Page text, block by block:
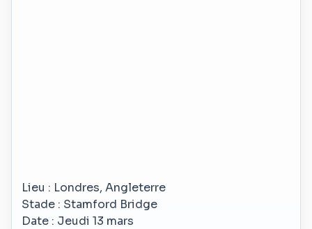
Lieu : Londres, Angleterre
Stade : Stamford Bridge
Date : Jeudi 13 mars